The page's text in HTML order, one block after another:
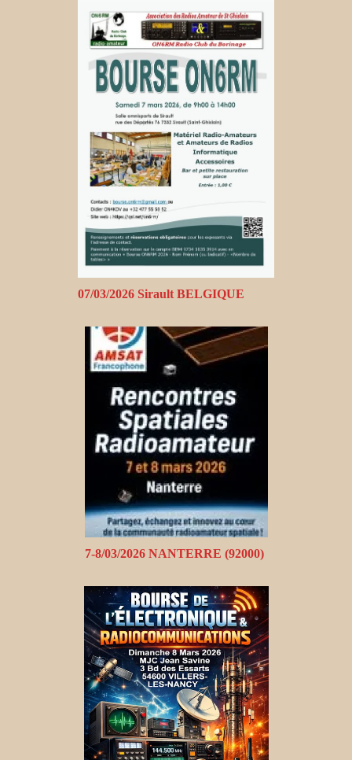
07/03/2026 Sirault BELGIQUE
7-8/03/2026 NANTERRE (92000)